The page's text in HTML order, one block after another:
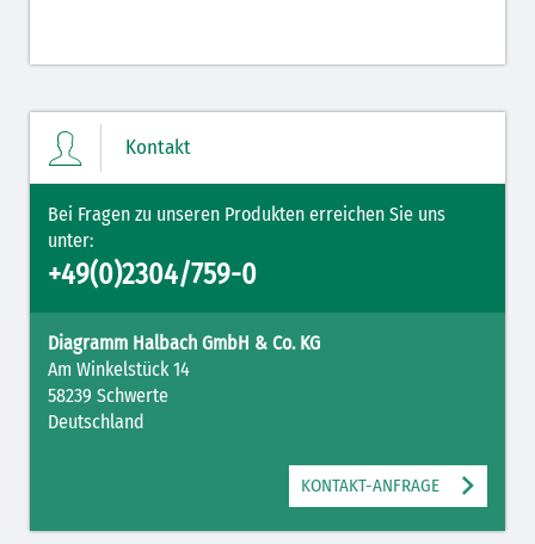
Kontakt
Bei Fragen zu unseren Produkten erreichen Sie uns
unter:
+49(0)2304/759-0
Diagramm Halbach GmbH & Co. KG
Am Winkelstück 14
58239 Schwerte
Deutschland
KONTAKT-ANFRAGE